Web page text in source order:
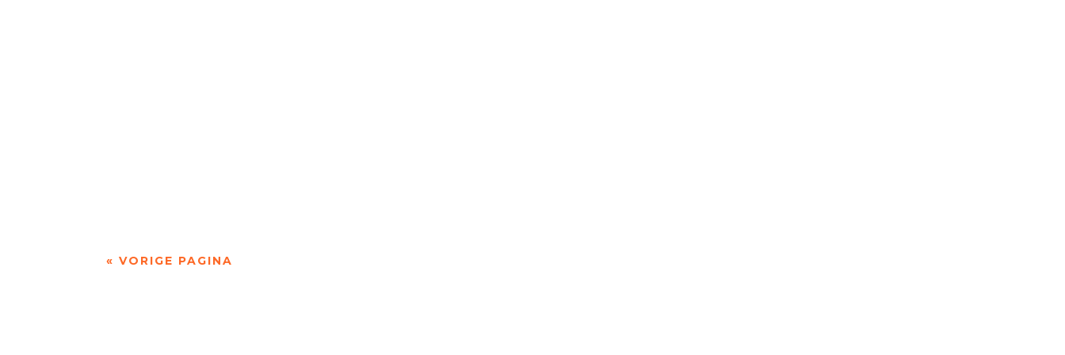
« VORIGE PAGINA